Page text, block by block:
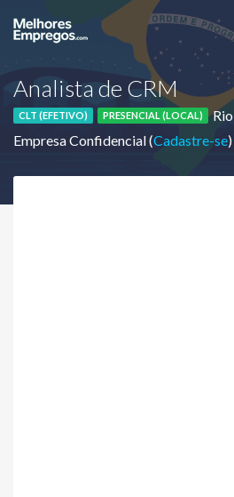
Analista de CRM
CLT (EFETIVO) PRESENCIAL (LOCAL)
Empresa Confidencial (Cadastre-se)